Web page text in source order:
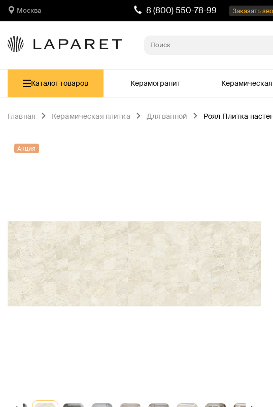
Москва 8 (800) 550-78-99 Заказать
Каталог товаров Керамогранит
Главная Керамическая плитка Для ванной Роял Плитка
Акция